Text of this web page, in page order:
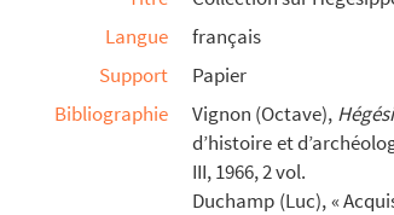
sur la vie d'Hégésippe Moreau
à Provins le 18 septembre 1828
Provins le 18 septembre 1828
Langue
français
Support
Papier
Bibliographie
Vignon (Octave),
d’histoire et
III, 1966, 2 vol.
Duchamp (Luc), «